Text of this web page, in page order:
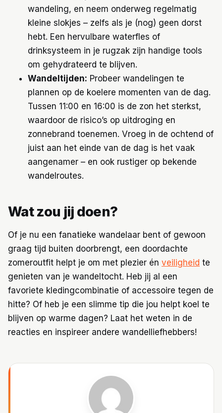
wandeling, en neem onderweg regelmatig
kleine slokjes – zelfs als je (nog) geen dorst
hebt. Een hervulbare waterfles of
drinksysteem in je rugzak zijn handige tools
om gehydrateerd te blijven.
Wandeltijden: Probeer wandelingen te
plannen op de koelere momenten van de dag.
Tussen 11:00 en 16:00 is de zon het sterkst,
waardoor de risico’s op uitdroging en
zonnebrand toenemen. Vroeg in de ochtend of
juist aan het einde van de dag is het vaak
aangenamer – en ook rustiger op bekende
wandelroutes.
Wat zou jij doen?
Of je nu een fanatieke wandelaar bent of gewoon
graag tijd buiten doorbrengt, een doordachte
zomeroutfit helpt je om met plezier én veiligheid te
genieten van je wandeltocht. Heb jij al een
favoriete kledingcombinatie of accessoire tegen de
hitte? Of heb je een slimme tip die jou helpt koel te
blijven op warme dagen? Laat het weten in de
reacties en inspireer andere wandelliefhebbers!